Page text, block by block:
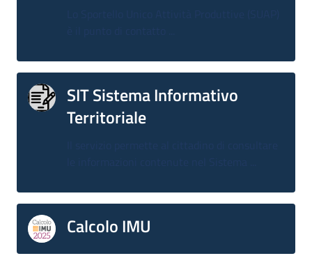
SIT Sistema Informativo
Territoriale
Calcolo IMU